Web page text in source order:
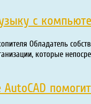
с
Обладатель
которые